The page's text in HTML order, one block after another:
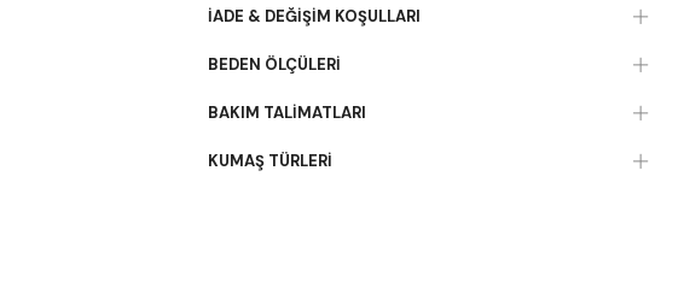
İADE & DEĞIŞIM KOŞULLARI
BEDEN ÖLÇÜLERI
BAKIM TALIMATLARI
KUMAŞ TÜRLERI